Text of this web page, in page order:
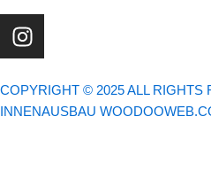
I
n
t
a
COPYRIGHT © 2025 ALL RIGHTS
INNENAUSBAU